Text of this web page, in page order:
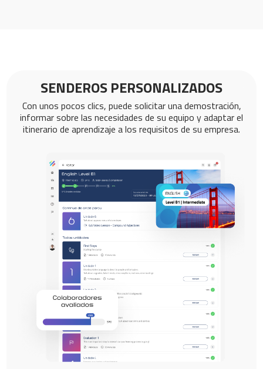
SENDEROS PERSONALIZADOS
Con unos pocos clics, puede solicitar una demostración,
informar sobre las necesidades de su equipo y adaptar el
itinerario de aprendizaje a los requisitos de su empresa.